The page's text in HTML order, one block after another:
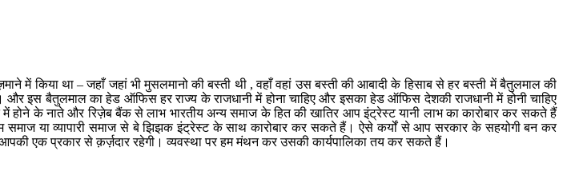
में किया था – जहाँ जहां भी मुसलमानो की बस्ती थी , वहाँ वहां उस बस्ती की आबादी के हिसाब से हर बस्ती में बैतुलमाल की
इस बैतुलमाल का हेड ऑफिस हर राज्य के राजधानी में होना चाहिए और इसका हेड ऑफिस देशकी राजधानी में होनी चाहिए
होने के नाते और रिज़ेब बैंक से लाभ भारतीय अन्य समाज के हित की खातिर आप इंट्रेस्ट यानी लाभ का कारोबार कर सकते हैं
या व्यापारी समाज से बे झिझक इंट्रेस्ट के साथ कारोबार कर सकते हैं। ऐसे कर्यों से आप सरकार के सहयोगी बन कर
एक प्रकार से क़र्ज़दार रहेगी। व्यवस्था पर हम मंथन कर उसकी कार्यपालिका तय कर सकते हैं।